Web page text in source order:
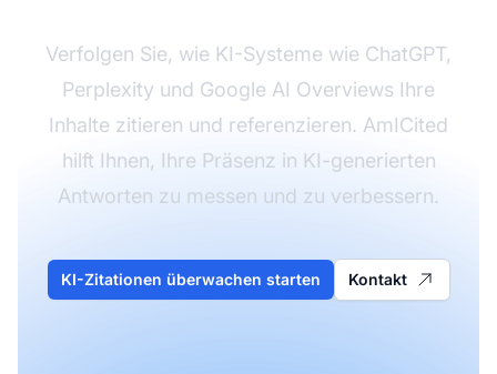
Verfolgen Sie, wie KI-Systeme wie ChatGPT,
Perplexity und Google AI Overviews Ihre
Inhalte zitieren und referenzieren. AmICited
hilft Ihnen, Ihre Präsenz in KI-generierten
Antworten zu messen und zu verbessern.
KI-Zitationen überwachen starten Kontakt